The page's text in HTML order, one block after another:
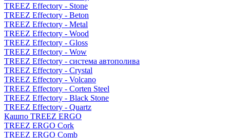
TREEZ Effectory - Stone
TREEZ Effectory - Beton
TREEZ Effectory - Metal
TREEZ Effectory - Wood
TREEZ Effectory - Gloss
TREEZ Effectory - Wow
TREEZ Effectory - система автополива
TREEZ Effectory - Crystal
TREEZ Effectory - Volcano
TREEZ Effectory - Corten Steel
TREEZ Effectory - Black Stone
TREEZ Effectory - Quartz
Кашпо TREEZ ERGO
TREEZ ERGO Cork
TREEZ ERGO Comb